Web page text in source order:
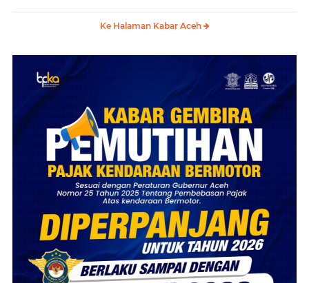
Ke Halaman Kabar Aceh